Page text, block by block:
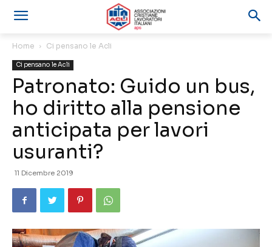
Home Ci pensano le Acli
Ci pensano le Acli
Patronato: Guido un bus,
ho diritto alla pensione
anticipata per lavori
usuranti?
11 Dicembre 2019